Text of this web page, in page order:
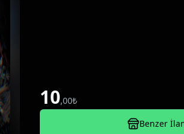
10,00₺
Benzer